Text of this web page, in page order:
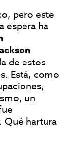
pero este
espera ha
de estos
Está, como
un
Qué hartura